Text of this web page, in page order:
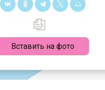
Вставить на фото